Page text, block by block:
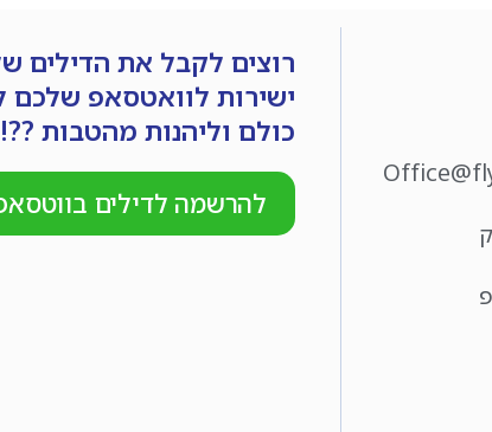
רוצים לקבל את הדילים
ישירות לוואטסאפ שלכם
כולם וליהנות מהטבות
להרשמה לדילים